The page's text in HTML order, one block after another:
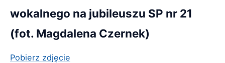
wokalnego na jubileuszu SP nr 21
(fot. Magdalena Czernek)
Pobierz zdjęcie